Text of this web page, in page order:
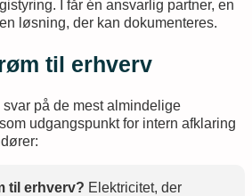
I får én ansvarlig partner, en
løsning, der kan dokumenteres.
til erhverv
svar på de mest almindelige
udgangspunkt for intern afklaring
til erhverv? Elektricitet, der